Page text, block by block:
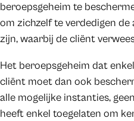
beroepsgeheim te
om zichzelf te verdedigen
zijn, waarbij de cliënt
Het beroepsgeheim dat
cliënt moet dan ook
alle mogelijke instanties,
heeft enkel toegelaten om